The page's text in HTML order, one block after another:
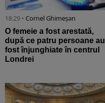
18:29 • Cornel Ghimeșan
O femeie a fost arestată,
după ce patru persoane au
fost înjunghiate în centrul
Londrei